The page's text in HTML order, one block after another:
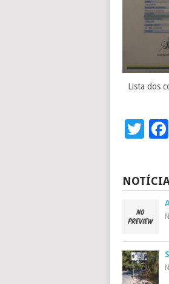
Lista dos